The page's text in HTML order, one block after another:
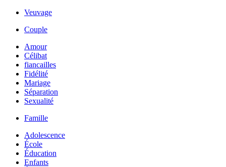
Veuvage
Couple
Amour
Célibat
fiancailles
Fidélité
Mariage
Séparation
Sexualité
Famille
Adolescence
École
Éducation
Enfants